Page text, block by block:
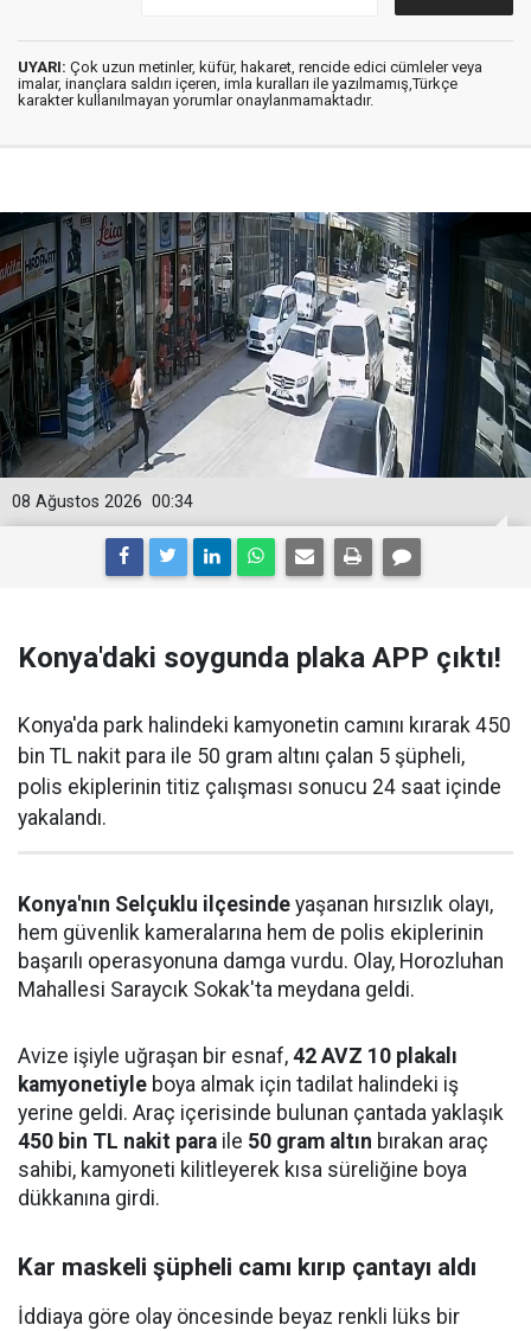
UYARI: Çok uzun metinler, küfür, hakaret, rencide edici cümleler veya
imalar, inançlara saldırı içeren, imla kuralları ile yazılmamış,Türkçe
karakter kullanılmayan yorumlar onaylanmamaktadır.
00:34
08 Ağustos 2026
Konya'daki soygunda plaka APP çıktı!
Konya'da park halindeki kamyonetin camını kırarak 450
bin TL nakit para ile 50 gram altını çalan 5 şüpheli,
polis ekiplerinin titiz çalışması sonucu 24 saat içinde
yakalandı.
Konya'nın Selçuklu ilçesinde yaşanan hırsızlık olayı,
hem güvenlik kameralarına hem de polis ekiplerinin
başarılı operasyonuna damga vurdu. Olay, Horozluhan
Mahallesi Saraycık Sokak'ta meydana geldi.
Avize işiyle uğraşan bir esnaf, 42 AVZ 10 plakalı
kamyonetiyle boya almak için tadilat halindeki iş
yerine geldi. Araç içerisinde bulunan çantada yaklaşık
450 bin TL nakit para ile 50 gram altın bırakan araç
sahibi, kamyoneti kilitleyerek kısa süreliğine boya
dükkanına girdi.
Kar maskeli şüpheli camı kırıp çantayı aldı
İddiaya göre olay öncesinde beyaz renkli lüks bir